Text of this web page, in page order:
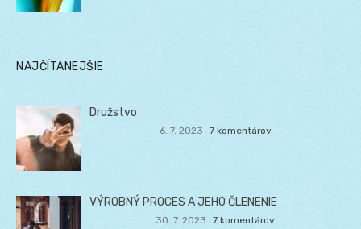
NAJČÍTANEJŠIE
Družstvo
6. 7. 2023 7 komentárov
VÝROBNÝ PROCES A JEHO ČLENENIE
30. 7. 2023 7 komentárov